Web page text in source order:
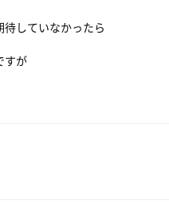
していなかったら
すが